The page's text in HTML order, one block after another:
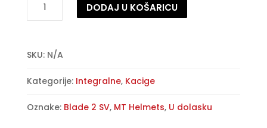
kaciga
2
–
D8
DODAJ U KOŠARICU
t
r
a
SKU: N/A
Kategorije: Integralne, Kacige
Oznake: Blade 2 SV, MT Helmets, U dolasku